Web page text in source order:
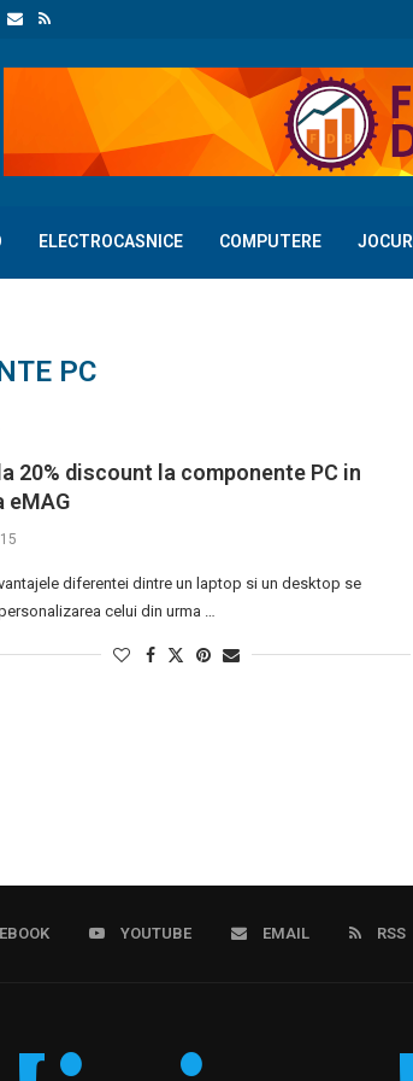
ELECTROCASNICE COMPUTERE JOCURI
PC
20% discount la componente PC in
eMAG
diferentei dintre un laptop si un desktop se
celui din urma …
YOUTUBE EMAIL RSS